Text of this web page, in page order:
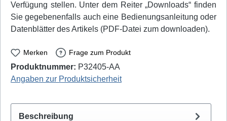
Verfügung stellen. Unter dem Reiter „Downloads“ finden
Sie gegebenenfalls auch eine Bedienungsanleitung oder
Datenblätter des Artikels (PDF-Datei zum downloaden).
Merken Frage zum Produkt
Produktnummer: P32405-AA
Angaben zur Produktsicherheit
Beschreibung